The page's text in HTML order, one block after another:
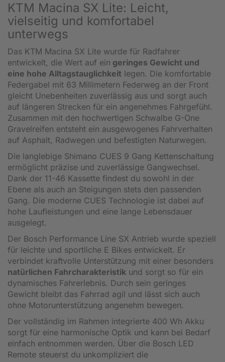
KTM Macina SX Lite: Leicht,
vielseitig und komfortabel
unterwegs
Das KTM Macina SX Lite wurde für Radfahrer
entwickelt, die Wert auf ein geringes Gewicht und
eine hohe Alltagstauglichkeit legen. Die komfortable
Federgabel mit 63 Millimetern Federweg an der Front
gleicht Unebenheiten zuverlässig aus und sorgt auch
auf längeren Strecken für ein angenehmes Fahrgefühl.
Zusammen mit den hochwertigen Schwalbe G-One
Gravelreifen entsteht ein ausgewogenes Fahrverhalten
auf Asphalt, Radwegen und befestigten Naturwegen.
Die langlebige Shimano CUES 9 Gang Kettenschaltung
ermöglicht präzise und zuverlässige Gangwechsel.
Dank der 11-46 Kassette findest du sowohl in der
Ebene als auch an Steigungen stets den passenden
Gang. Die moderne CUES Technologie ist dabei auf
hohe Laufleistungen und eine lange Lebensdauer
ausgelegt.
Der Bosch Performance Line SX Antrieb wurde speziell
für leichte und sportliche E Bikes entwickelt. Er
verbindet kraftvolle Unterstützung mit einer besonders
natürlichen Fahrcharakteristik und sorgt so für ein
dynamisches Fahrerlebnis. Durch sein geringes
Gewicht bleibt das Fahrrad agil und lässt sich auch
ohne Motorunterstützung angenehm bewegen.
Der vollständig im Rahmen integrierte 400 Wh Akku
sorgt für eine harmonische Optik und kann bei Bedarf
einfach entnommen werden. Über die Bosch LED
Remote steuerst du unkompliziert die